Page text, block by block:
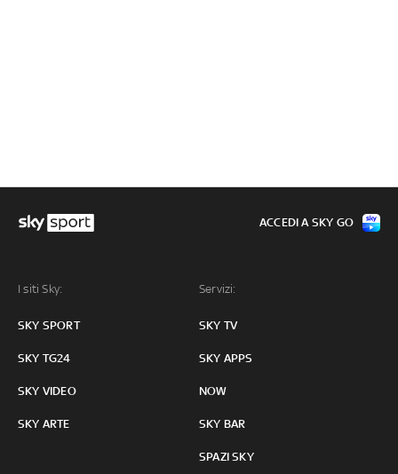
I siti Sky:
SKY SPORT
SKY TG24
SKY VIDEO
SKY ARTE
Servizi:
SKY TV
SKY APPS
NOW
SKY BAR
SPAZI SKY
ACCEDI A SKY GO